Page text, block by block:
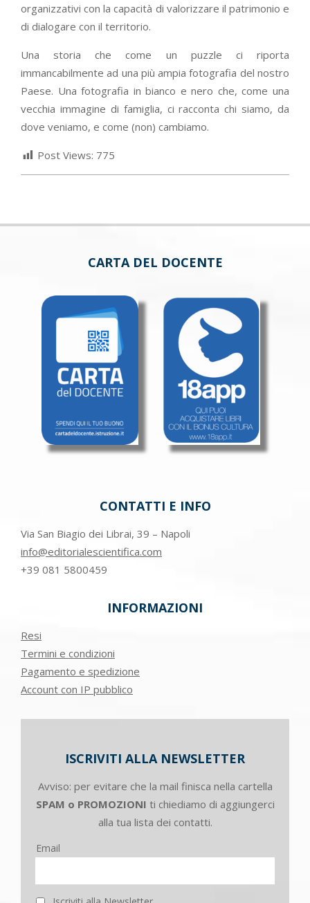
organizzativi con la capacità di valorizzare il patrimonio e
di dialogare con il territorio.
Una storia che come un puzzle ci riporta
immancabilmente ad una più ampia fotografia del nostro
Paese. Una fotografia in bianco e nero che, come una
vecchia immagine di famiglia, ci racconta chi siamo, da
dove veniamo, e come (non) cambiamo.
Post Views: 775
CARTA DEL DOCENTE
CONTATTI E INFO
Via San Biagio dei Librai, 39 – Napoli
info@editorialescientifica.com
+39 081 5800459
INFORMAZIONI
Resi
Termini e condizioni
Pagamento e spedizione
Account con IP pubblico
ISCRIVITI ALLA NEWSLETTER
Avviso: per evitare che la mail finisca nella cartella
SPAM o PROMOZIONI ti chiediamo di aggiungerci
alla tua lista dei contatti.
Email